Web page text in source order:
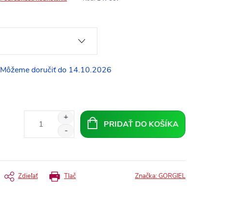
14.10.2026
PRIDAŤ DO KOŠÍKA
Tlač
Zdieľať Značka:GORGIEL